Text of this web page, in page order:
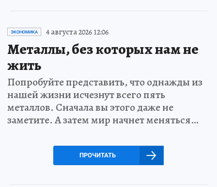
ЭКОНОМИКА 4 августа 2026 12:06
Металлы, без которых нам не
жить
Попробуйте представить, что однажды из
нашей жизни исчезнут всего пять
металлов. Сначала вы этого даже не
заметите. А затем мир начнет меняться…
ПРОЧИТАТЬ